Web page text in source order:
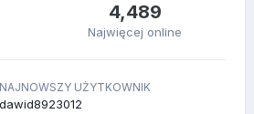
4,489
Najwięcej online
NAJNOWSZY UŻYTKOWNIK
dawid8923012